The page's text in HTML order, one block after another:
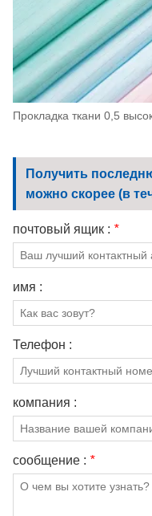
Получить
можно скорее (в
почтовый ящик : *
имя :
Телефон :
компания :
сообщение : *